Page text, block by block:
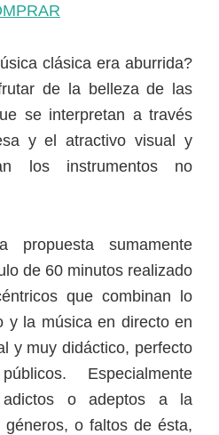
clásica era aburrida?
de la belleza de las
se interpretan a través
y el atractivo visual y
los instrumentos no
sumamente
de 60 minutos realizado
que combinan lo
y la música en directo en
y muy didáctico, perfecto
Especialmente
adictos o adeptos a la
o faltos de ésta,